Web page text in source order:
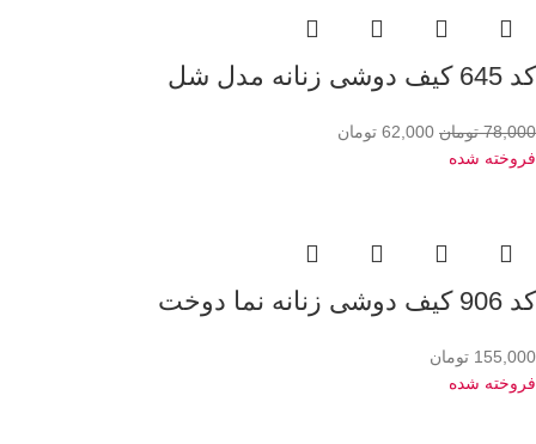
کد 645 کیف دوشی زنانه مدل شل
78,000 تومان 62,000 تومان
فروخته شده
کد 906 کیف دوشی زنانه نما دوخت
155,000 تومان
فروخته شده